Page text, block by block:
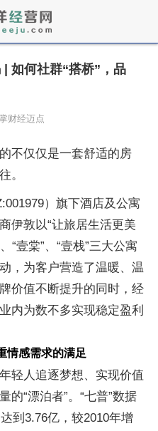
如何社群“搭桥”，品
财经迈点
不仅仅是一套舒适的房
。
）旗下酒店及公寓
伊敦以“让旅居生活更美
“壹棠”、“壹栈”三大公寓
，为客户营造了温暖、温
价值不断提升的同时，经
内为数不多实现稳定盈利
情感需求的满足
轻人追逐梦想、实现价值
的“漂泊者”。“七普”数据
到3.76亿，较2010年增